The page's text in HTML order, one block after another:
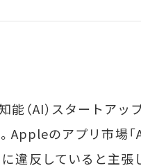
（AI）スタートアッ
Appleのアプリ市場「
違反していると主張